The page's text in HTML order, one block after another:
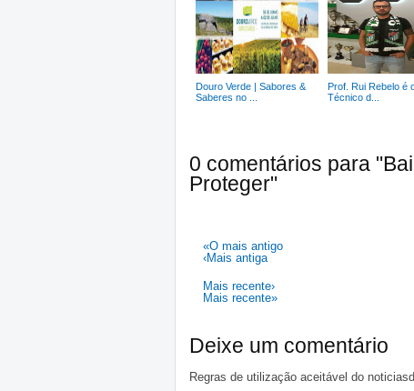
Douro Verde | Sabores &
Saberes no ...
Prof. Rui Rebelo é
Técnico d...
0 comentários para
Proteger"
«O mais antigo
‹Mais antiga
Mais recente›
Mais recente»
Deixe um comentário
Regras de utilização aceitável do